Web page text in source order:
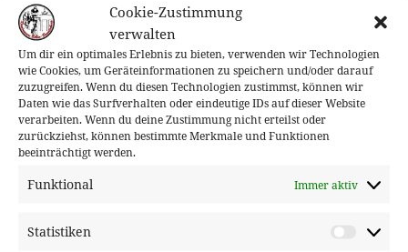
Cookie-Zustimmung
verwalten
Um dir ein optimales Erlebnis zu bieten, verwenden wir Technologien
wie Cookies, um Geräteinformationen zu speichern und/oder darauf
zuzugreifen. Wenn du diesen Technologien zustimmst, können wir
Daten wie das Surfverhalten oder eindeutige IDs auf dieser Website
verarbeiten. Wenn du deine Zustimmung nicht erteilst oder
zurückziehst, können bestimmte Merkmale und Funktionen
beeinträchtigt werden.
Funktional Immer aktiv
Statistiken
2 Gedanken zu „La Réconciliation – Ein
Tipp von Raul“
Marensagt:
November 12, 2024 um 1:36 p.m. Uhr
cool, danke für den Hinweis. Hab mich angemeldet